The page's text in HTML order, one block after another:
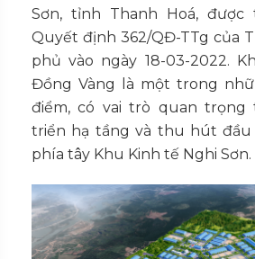
Sơn, tỉnh Thanh Hoá,
Quyết định 362/QĐ-TTg của
phủ vào ngày 18-03-2022.
Đồng Vàng là một trong
điểm, có vai trò quan trọng
triển hạ tầng và thu hút
phía tây Khu Kinh tế Nghi Sơn.